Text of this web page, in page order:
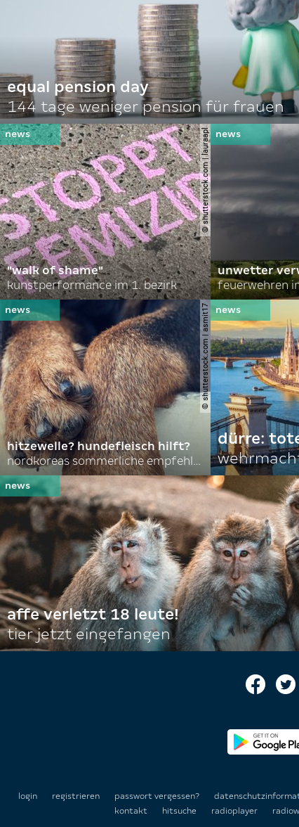
equal pension day
144 tage weniger pension für frauen
© shutterstock.com | lauraapl
"walk of shame"
kunstperformance im 1. bezirk
unwetter
feuerwehren
© shutterstock.com | asmit17
hitzewelle? hundefleisch hilft?
nordkoreas sommerliche empfehlungen
dürre:
affe verletzt 18 leute!
tier jetzt eingefangen
login registrieren passwort vergessen?
kontakt
hitsuche radioplayer